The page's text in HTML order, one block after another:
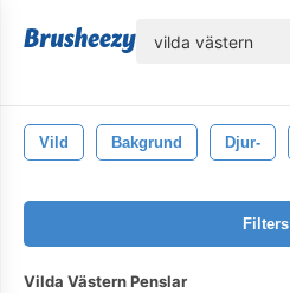
Vild Bakgrund Djur-
Filters
Vilda Västern Penslar